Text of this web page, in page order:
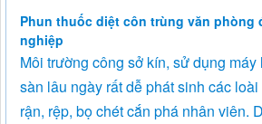
Phun thuốc diệt côn trùng văn phòng
nghiệp
Môi trường công sở kín, sử dụng máy
sàn lâu ngày rất dễ phát sinh các
rận, rệp, bọ chét cắn phá nhân viên.